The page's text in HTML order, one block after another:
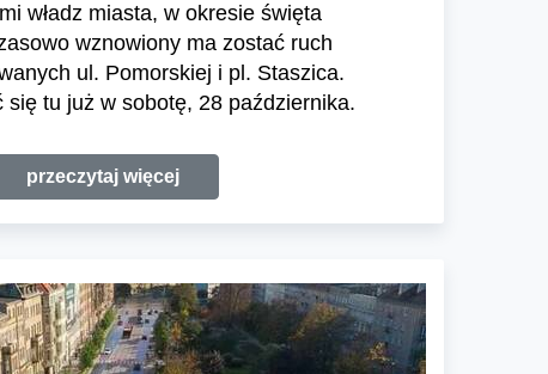
władz miasta, w okresie święta
wznowiony ma zostać ruch
ul. Pomorskiej i pl. Staszica.
się tu już w sobotę, 28 października.
przeczytaj więcej